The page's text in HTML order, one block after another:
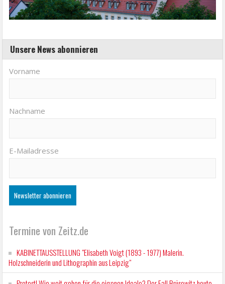
Unsere News abonnieren
Vorname
Nachname
E-Mailadresse
Termine von Zeitz.de
KABINETTAUSSTELLUNG "Elisabeth Voigt (1893 - 1977) Malerin.
Holzschneiderin und Lithographin aus Leipzig"